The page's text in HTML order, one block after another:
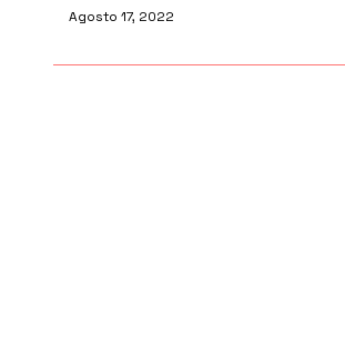
Agosto 17, 2022